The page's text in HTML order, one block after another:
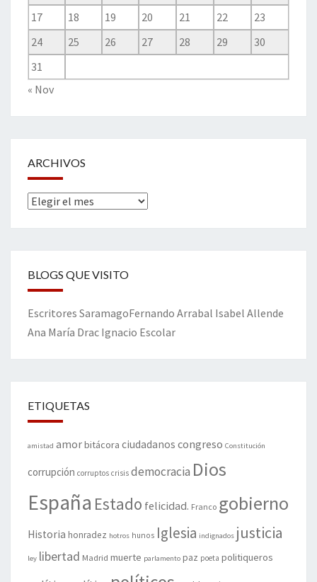
17
18 19 20 21 22
23
24
25 26 27 28 29
30
31
« Nov
ARCHIVOS
Archivos
BLOGS QUE VISITO
Escritores SaramagoFernando Arrabal Isabel Allende
Ana María Drac Ignacio Escolar
ETIQUETAS
amistad amorbitácora ciudadanos congreso Constitución
corrupción corruptos crisis democracia Dios
España Estado felicidad. Franco gobierno
Historia honradez hotros hunos Iglesia indignados justicia
ley libertad Madrid muerte parlamento paz poeta politiqueros